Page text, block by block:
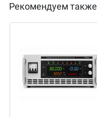
Рекомендуем также